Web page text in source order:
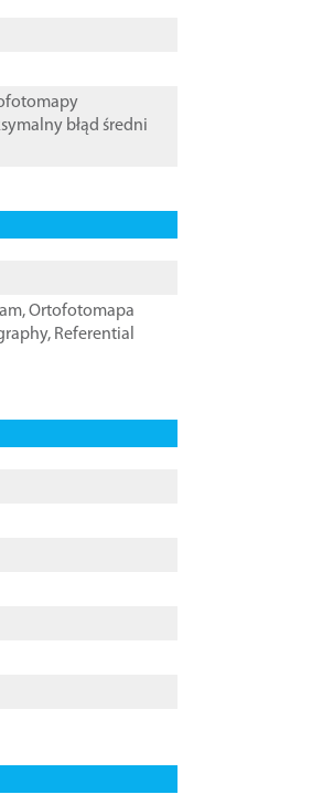
błąd średni
,Ortofotomapa
, Referential